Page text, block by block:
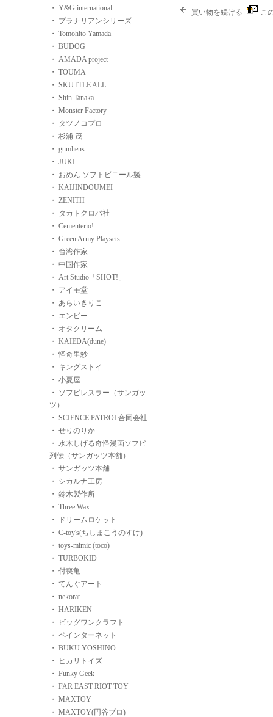
・ Y&G international
・ プラナリアンシリーズ
・ Tomohito Yamada
・ BUDOG
・ AMADA project
・ TOUMA
・ SKUTTLE ALL
・ Shin Tanaka
・ Monster Factory
・ タツノコプロ
・ 杉浦 茂
・ gumliens
・ JUKI
・ おめん ソフトビニール製
・ KAIJINDOUMEI
・ ZENITH
・ タカトクロバ社
・ Cementerio!
・ Green Army Playsets
・ 台湾作家
・ 中国作家
・ Art Studio「SHOT!」
・ アイモ堂
・ あらいきりこ
・ エンビー
・ オタクリーム
・ KAIEDA(dune)
・ 怪奇里紗
・ キングストイ
・ 小夏屋
・ ソフビレスラー（サンガッ
ツ）
・ SCIENCE PATROL合同会社
・ せりのりか
・ 水木しげる奇怪漫画ソフビ
列伝（サンガッツ本舗）
・ サンガッツ本舗
・ シカルナ工房
・ 鈴木製作所
・ Three Wax
・ ドリームロケット
・ C-toy's(ちしまこうのすけ)
・ toys-mimic (toco)
・ TURBOKID
・ 付喪亀
・ てんぐアート
・ nekorat
・ HARIKEN
・ ビッグワンクラフト
・ ペインターネット
・ BUKU YOSHINO
・ ヒカリトイズ
・ Funky Geek
・ FAR EAST RIOT TOY
・ MAXTOY
・ MAXTOY(円谷プロ)
買い物を続ける こ